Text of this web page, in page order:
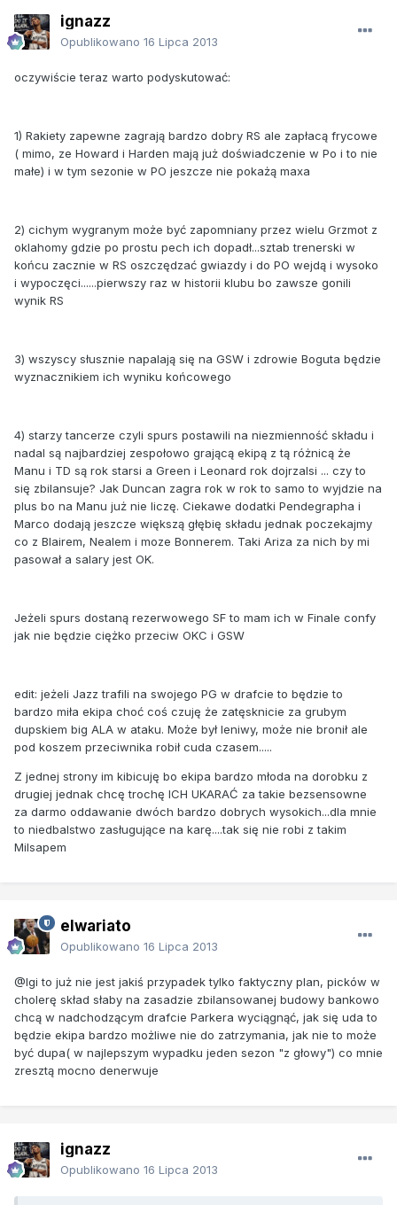
ignazz
Opublikowano 16 Lipca 2013
oczywiście teraz warto podyskutować:
1) Rakiety zapewne zagrają bardzo dobry RS ale zapłacą frycowe
( mimo, ze Howard i Harden mają już doświadczenie w Po i to nie
małe) i w tym sezonie w PO jeszcze nie pokażą maxa
2) cichym wygranym może być zapomniany przez wielu Grzmot z
oklahomy gdzie po prostu pech ich dopadł...sztab trenerski w
końcu zacznie w RS oszczędzać gwiazdy i do PO wejdą i wysoko
i wypoczęci......pierwszy raz w historii klubu bo zawsze gonili
wynik RS
3) wszyscy słusznie napalają się na GSW i zdrowie Boguta będzie
wyznacznikiem ich wyniku końcowego
4) starzy tancerze czyli spurs postawili na niezmienność składu i
nadal są najbardziej zespołowo grającą ekipą z tą różnicą że
Manu i TD są rok starsi a Green i Leonard rok dojrzalsi ... czy to
się zbilansuje? Jak Duncan zagra rok w rok to samo to wyjdzie na
plus bo na Manu już nie liczę. Ciekawe dodatki Pendegrapha i
Marco dodają jeszcze większą głębię składu jednak poczekajmy
co z Blairem, Nealem i moze Bonnerem. Taki Ariza za nich by mi
pasował a salary jest OK.
Jeżeli spurs dostaną rezerwowego SF to mam ich w Finale confy
jak nie będzie ciężko przeciw OKC i GSW
edit: jeżeli Jazz trafili na swojego PG w drafcie to będzie to
bardzo miła ekipa choć coś czuję że zatęsknicie za grubym
dupskiem big ALA w ataku. Może był leniwy, może nie bronił ale
pod koszem przeciwnika robił cuda czasem.....
Z jednej strony im kibicuję bo ekipa bardzo młoda na dorobku z
drugiej jednak chcę trochę ICH UKARAĆ za takie bezsensowne
za darmo oddawanie dwóch bardzo dobrych wysokich...dla mnie
to niedbalstwo zasługujące na karę....tak się nie robi z takim
Milsapem
elwariato
Opublikowano 16 Lipca 2013
@Igi to już nie jest jakiś przypadek tylko faktyczny plan, picków w
cholerę skład słaby na zasadzie zbilansowanej budowy bankowo
chcą w nadchodzącym drafcie Parkera wyciągnąć, jak się uda to
będzie ekipa bardzo możliwe nie do zatrzymania, jak nie to może
być dupa( w najlepszym wypadku jeden sezon "z głowy") co mnie
zresztą mocno denerwuje
ignazz
Opublikowano 16 Lipca 2013